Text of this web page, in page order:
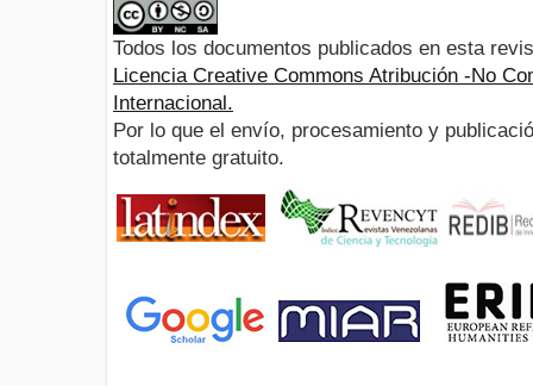
Todos los documentos publicados en esta
Licencia Creative Commons Atribución -No
Internacional.
Por lo que el envío, procesamiento y
totalmente gratuito.